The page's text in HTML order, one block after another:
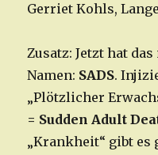
Gerriet Kohls,
Zusatz: Jetzt hat
Namen: SADS.
„Plötzlicher
= Sudden Adult
„Krankheit“ gibt es